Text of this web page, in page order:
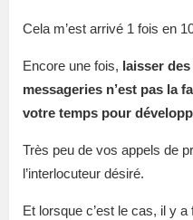
Cela m’est arrivé 1 fois en
Encore une fois, laisser
messageries n’est pas la
votre temps pour
Très peu de vos appels de
l’interlocuteur désiré.
Et lorsque c’est le cas, il y